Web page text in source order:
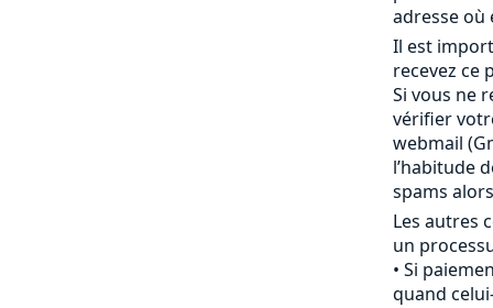
adresse où
Il est
recevez ce
Si vous ne
vérifier
webmail
l’habitude
spams
Les autres
un
Si
quand